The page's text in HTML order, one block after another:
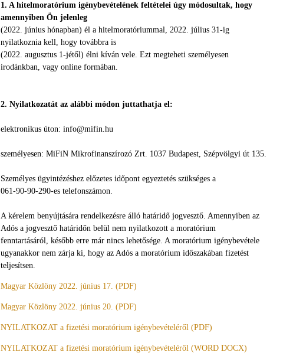
1. A hitelmoratórium igénybevételének feltételei úgy módosultak, hogy
amennyiben Ön jelenleg
(2022. június hónapban) él a hitelmoratóriummal, 2022. július 31-ig
nyilatkoznia kell, hogy továbbra is
(2022. augusztus 1-jétől) élni kíván vele. Ezt megteheti személyesen
irodánkban, vagy online formában.
2. Nyilatkozatát az alábbi módon juttathatja el:
elektronikus úton: info@mifin.hu
személyesen: MiFiN Mikrofinanszírozó Zrt. 1037 Budapest, Szépvölgyi út 135.
Személyes ügyintézéshez előzetes időpont egyeztetés szükséges a
061-90-90-290-es telefonszámon.
A kérelem benyújtására rendelkezésre álló határidő jogvesztő. Amennyiben az
Adós a jogvesztő határidőn belül nem nyilatkozott a moratórium
fenntartásáról, később erre már nincs lehetősége. A moratórium igénybevétele
ugyanakkor nem zárja ki, hogy az Adós a moratórium időszakában fizetést
teljesítsen.
Magyar Közlöny 2022. június 17. (PDF)
Magyar Közlöny 2022. június 20. (PDF)
NYILATKOZAT a fizetési moratórium igénybevételéről (PDF)
NYILATKOZAT a fizetési moratórium igénybevételéről (WORD DOCX)